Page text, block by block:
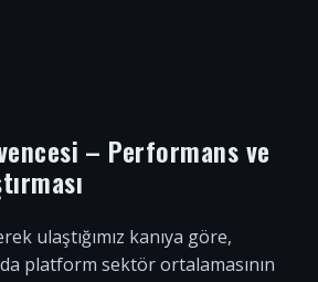
– Performans ve
ulaştığımız kanıya göre,
platform sektör ortalamasının